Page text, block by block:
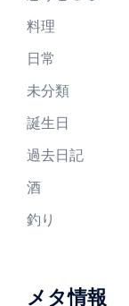
料理
日常
未分類
誕生日
過去日記
酒
釣り
メタ情報